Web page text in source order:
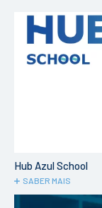
Hub Azul School
SABER MAIS